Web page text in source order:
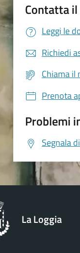
Contatta
Leggi le
Richiedi
Chiama
Prenota
Problemi
Segnala
La Loggia